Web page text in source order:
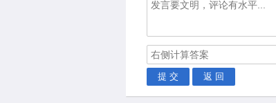
提 交 返 回